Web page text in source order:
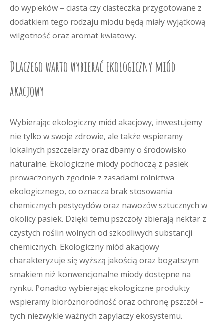
do wypieków – ciasta czy ciasteczka przygotowane z
dodatkiem tego rodzaju miodu będą miały wyjątkową
wilgotność oraz aromat kwiatowy.
Dlaczego warto wybierać ekologiczny miód
akacjowy
Wybierając ekologiczny miód akacjowy, inwestujemy
nie tylko w swoje zdrowie, ale także wspieramy
lokalnych pszczelarzy oraz dbamy o środowisko
naturalne. Ekologiczne miody pochodzą z pasiek
prowadzonych zgodnie z zasadami rolnictwa
ekologicznego, co oznacza brak stosowania
chemicznych pestycydów oraz nawozów sztucznych w
okolicy pasiek. Dzięki temu pszczoły zbierają nektar z
czystych roślin wolnych od szkodliwych substancji
chemicznych. Ekologiczny miód akacjowy
charakteryzuje się wyższą jakością oraz bogatszym
smakiem niż konwencjonalne miody dostępne na
rynku. Ponadto wybierając ekologiczne produkty
wspieramy bioróżnorodność oraz ochronę pszczół –
tych niezwykle ważnych zapylaczy ekosystemu.